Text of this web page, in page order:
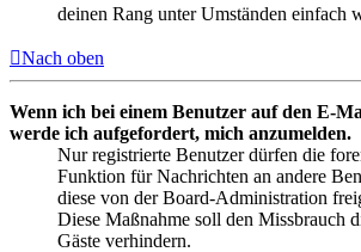
deinen Rang unter Umständen einfach
Nach oben
Wenn ich bei einem Benutzer auf den E-
werde ich aufgefordert, mich anzumelden.
Nur registrierte Benutzer dürfen die
Funktion für Nachrichten an andere
diese von der Board-Administration
Diese Maßnahme soll den Missbrauch
Gäste verhindern.